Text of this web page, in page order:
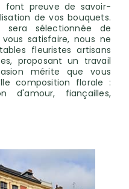
font preuve de savoir-
de vos bouquets.
sélectionnée de
satisfaire, nous ne
fleuristes artisans
proposant un travail
mérite que vous
composition florale :
d'amour, fiançailles,